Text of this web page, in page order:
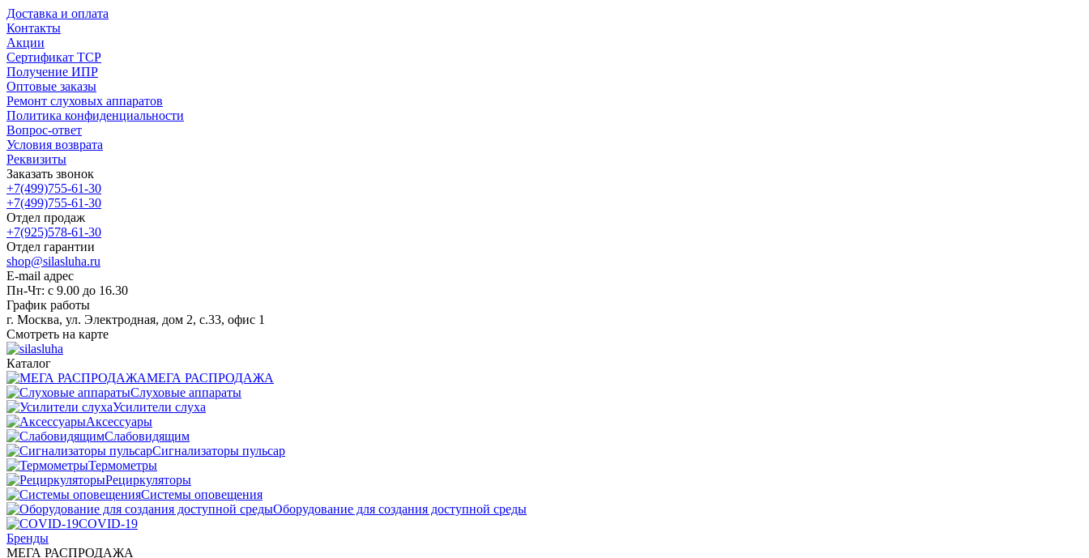
Доставка и оплата
Контакты
Акции
Сертификат ТСР
Получение ИПР
Оптовые заказы
Ремонт слуховых аппаратов
Политика конфиденциальности
Вопрос-ответ
Условия возврата
Реквизиты
Заказать звонок
+7(499)755-61-30
+7(499)755-61-30
Отдел продаж
+7(925)578-61-30
Отдел гарантии
shop@silasluha.ru
E-mail адрес
Пн-Чт: с 9.00 до 16.30
График работы
г. Москва, ул. Электродная, дом 2, с.33, офис 1
Смотреть на карте
Каталог
МЕГА РАСПРОДАЖА
Слуховые аппараты
Усилители слуха
Аксессуары
Слабовидящим
Сигнализаторы пульсар
Термометры
Рециркуляторы
Cистемы оповещения
Оборудование для создания доступной среды
COVID-19
Бренды
МЕГА РАСПРОДАЖА